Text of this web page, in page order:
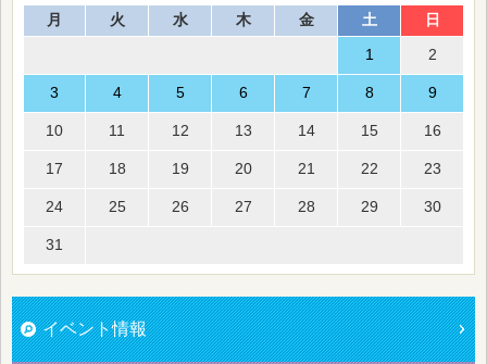
月 火 水 木 金 土 日
1 2
3 4 5 6 7 8 9
10 11 12 13 14 15 16
17 18 19 20 21 22 23
24 25 26 27 28 29 30
31
イベント情報